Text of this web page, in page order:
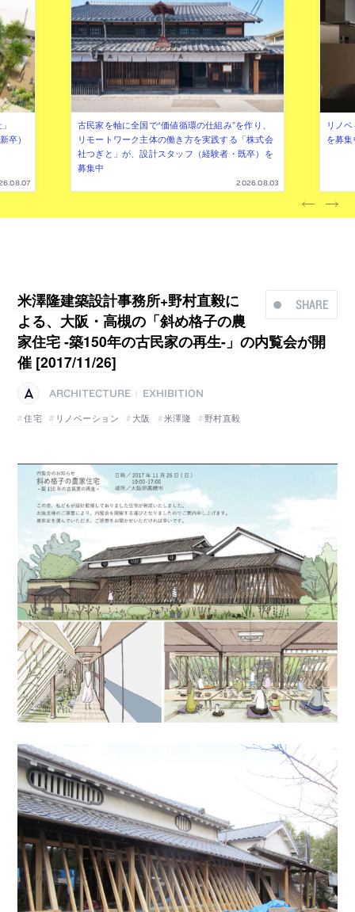
卒）
古民家を軸に全国で“価値循環の仕組み”を作り、
リモートワーク主体の働き方を実践する「株式会
社つぎと」が、設計スタッフ（経験者・既卒）を
募集中
2026.08.03
リノ
を募
SHARE
米澤隆建築設計事務所+野村直毅に
よる、大阪・高槻の「斜め格子の農
家住宅 -築150年の古民家の再生-」の内覧会が開
催 [2017/11/26]
ARCHITECTURE
EXHIBITION
住宅
リノベーション 大阪 米澤隆 野村直毅